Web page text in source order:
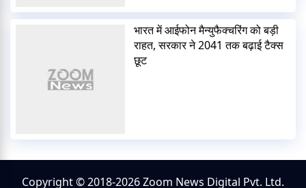
भारत में आईफोन मैन्युफैक्चरिंग को बड़ी
राहत, सरकार ने 2041 तक बढ़ाई टैक्स
छूट
Copyright © 2018-2026 Zoom News Digital Pvt. Ltd.